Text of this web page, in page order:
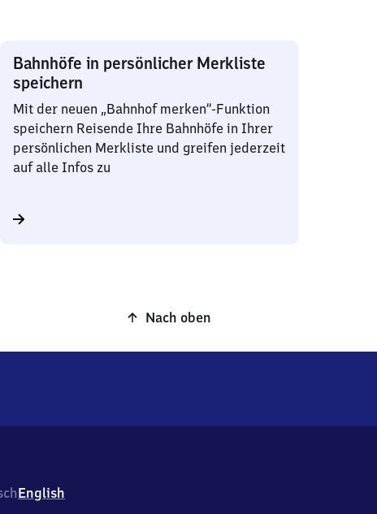
Bahnhöfe in persönlicher Merkliste
speichern
Mit der neuen „Bahnhof merken“-Funktion
speichern Reisende Ihre Bahnhöfe in Ihrer
persönlichen Merkliste und greifen jederzeit
auf alle Infos zu
Nach oben
English